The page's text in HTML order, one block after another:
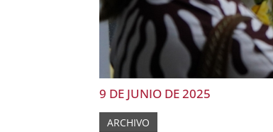
9 DE JUNIO DE 2025
ARCHIVO